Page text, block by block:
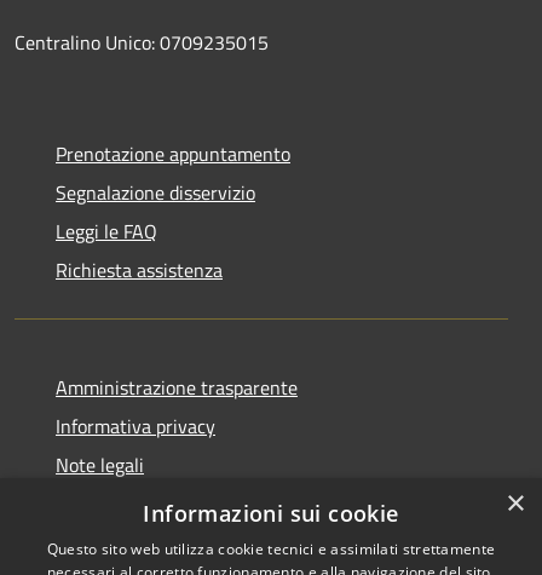
Centralino Unico: 0709235015
Prenotazione appuntamento
Segnalazione disservizio
Leggi le FAQ
Richiesta assistenza
Amministrazione trasparente
Informativa privacy
Note legali
Dichiarazione di accessibilità
×
Informazioni sui cookie
Questo sito web utilizza cookie tecnici e assimilati strettamente